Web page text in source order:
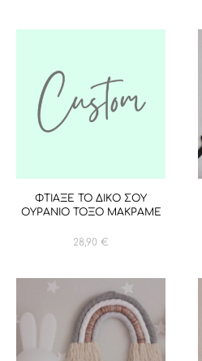
ΦΤΙΑΞΕ ΤΟ ΔΙΚΟ ΣΟΥ
ΟΥΡΑΝΙΟ ΤΟΞΟ ΜΑΚΡΑΜΕ
28,90 €